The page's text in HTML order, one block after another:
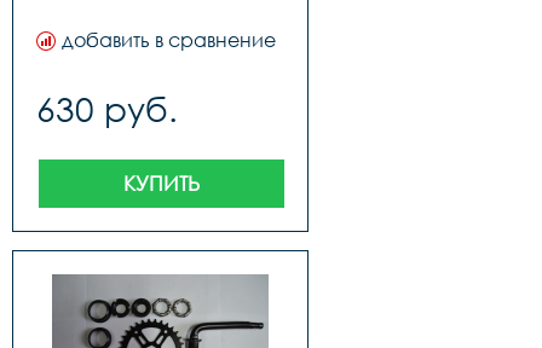
добавить в сравнение
630 руб.
КУПИТЬ